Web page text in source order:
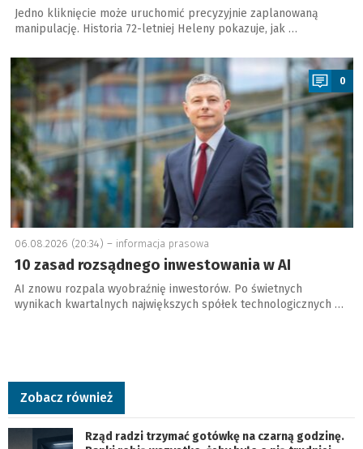
Jedno kliknięcie może uruchomić precyzyjnie zaplanowaną
manipulację. Historia 72-letniej Heleny pokazuje, jak …
a
0
06.08.2026 (20:34) – informacja prasowa
10 zasad rozsądnego inwestowania w AI
AI znowu rozpala wyobraźnię inwestorów. Po świetnych
wynikach kwartalnych największych spółek technologicznych …
Zobacz również
Rząd radzi trzymać gotówkę na czarną godzinę.